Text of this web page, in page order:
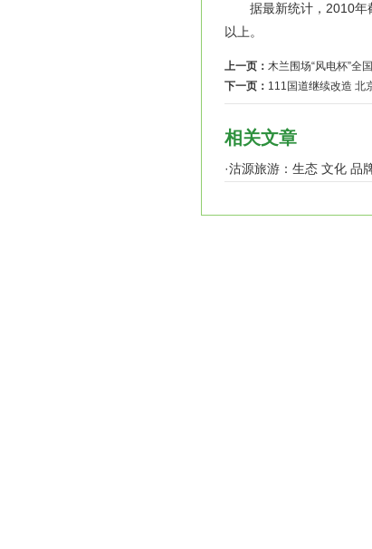
据最新统计，2010年截
以上。
上一页： 木兰围场“风电杯”全
下一页： 111国道继续改造 北
相关文章
·沽源旅游：生态 文化 品